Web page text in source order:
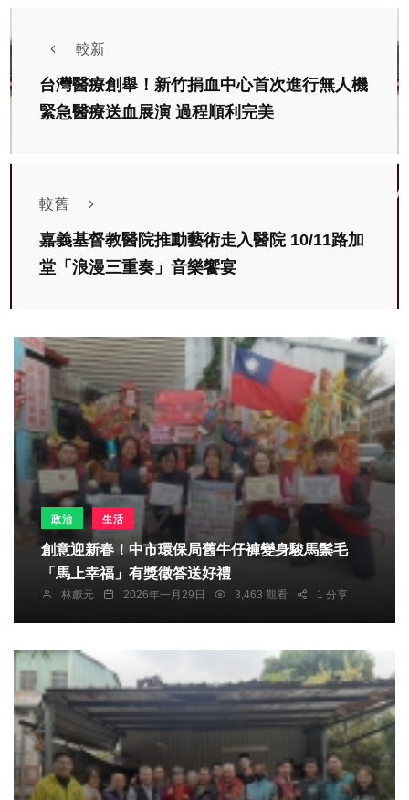
較新
台灣醫療創舉！新竹捐血中心首次進行無人機
緊急醫療送血展演 過程順利完美
較舊
嘉義基督教醫院推動藝術走入醫院 10/11路加
堂「浪漫三重奏」音樂饗宴
政治 生活
創意迎新春！中市環保局舊牛仔褲變身駿馬鬃毛
「馬上幸福」有獎徵答送好禮
林獻元 2026年一月29日 3,463 觀看 1 分享